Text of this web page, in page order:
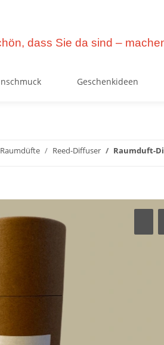
dass Sie da sind –
Geschenkideen
Raumdüfte Reed-Diffuser Raumduft-